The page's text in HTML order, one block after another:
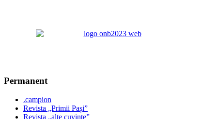
Permanent
.campion
Revista „Primii Pași”
Revista „alte cuvinte”